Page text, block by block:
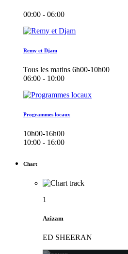
00:00 - 06:00
Remy et Djam
Tous les matins 6h00-10h00
06:00 - 10:00
Programmes locaux
10h00-16h00
10:00 - 16:00
Chart
1
Azizam
ED SHEERAN